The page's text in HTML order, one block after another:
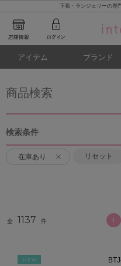
下着・ランジェリーの
アイテム ブランド
商品検索
検索条件
在庫あり リセット
全 1137 件 1
NEW